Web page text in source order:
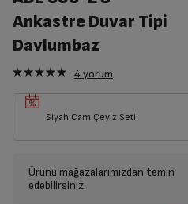
Ankastre Duvar Tipi
Davlumbaz
4yorum
Siyah Cam Çeyiz Seti
Ürünü mağazalarımızdan temin
edebilirsiniz.